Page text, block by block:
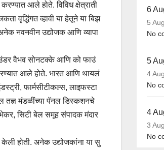
आले होते. विविध क्षेत्राती
वृद्धिंगत व्हावी या हेतूने या बिझ
नवनवीन उद्योजक आणि व्यापा
वैभव सोनटक्के आणि को फाउं
आले होते. भारत आणि थायलं
फार्मसीटीकल्स, लाइफस्टा
तज्ञ मंडळींच्या पॅनल डिस्कशनचे
सिटी बेल समूह संपादक मंदार
होती. अनेक उद्योजकांना या सु
6
5
No
5
4
No
4
3
No